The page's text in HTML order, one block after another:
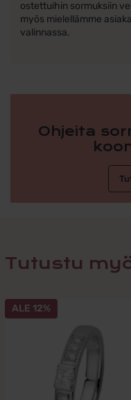
ostettuihin sormuksiin
myös mielellämme
valinnassa.
Ohjeita
Tutustu
ALE 12%